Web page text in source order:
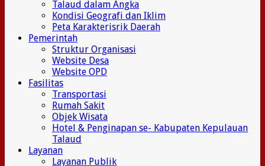
Talaud dalam Angka
Kondisi Geografi dan Iklim
Peta Karakterisrik Daerah
Pemerintah
Struktur Organisasi
Website Desa
Website OPD
Fasilitas
Transportasi
Rumah Sakit
Objek Wisata
Hotel & Penginapan se- Kabupaten Kepulauan
Talaud
Layanan
Layanan Publik